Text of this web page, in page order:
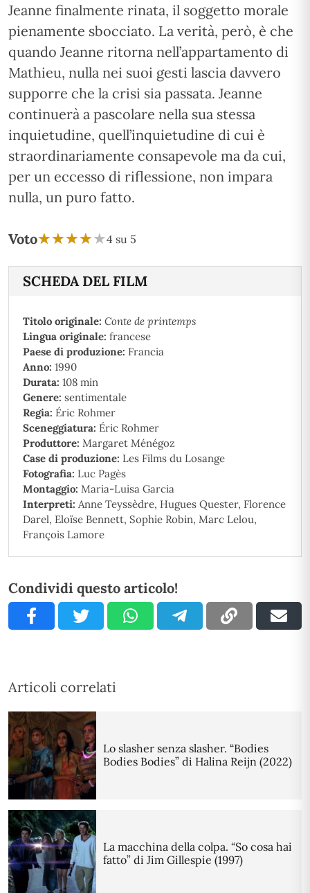
Jeanne finalmente rinata, il soggetto morale
pienamente sbocciato. La verità, però, è che
quando Jeanne ritorna nell’appartamento di
Mathieu, nulla nei suoi gesti lascia davvero
supporre che la crisi sia passata. Jeanne
continuerà a pascolare nella sua stessa
inquietudine, quell’inquietudine di cui è
straordinariamente consapevole ma da cui,
per un eccesso di riflessione, non impara
nulla, un puro fatto.
Voto★
★★
★★
★★
★★
★4 su 5
SCHEDA DEL FILM
Titolo originale: Conte de printemps
Lingua originale: francese
Paese di produzione: Francia
Anno: 1990
Durata: 108 min
Genere: sentimentale
Regia: Éric Rohmer
Sceneggiatura: Éric Rohmer
Produttore: Margaret Ménégoz
Case di produzione: Les Films du Losange
Fotografia: Luc Pagès
Montaggio: Maria-Luisa Garcia
Interpreti: Anne Teyssèdre, Hugues Quester, Florence
Darel, Eloïse Bennett, Sophie Robin, Marc Lelou,
François Lamore
Condividi questo articolo!
Articoli correlati
Lo slasher senza slasher. “Bodies
Bodies Bodies” di Halina Reijn (2022)
La macchina della colpa. “So cosa hai
fatto” di Jim Gillespie (1997)